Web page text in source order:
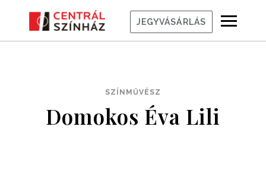
JEGYVÁSÁRLÁS
SZÍNMŰVÉSZ
Domokos Éva Lili